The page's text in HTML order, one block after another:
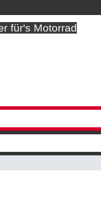
für's Motorrad